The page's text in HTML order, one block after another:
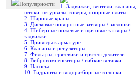
Популярности
1. Задвижки, вентили, клапаны,
штоки, штурвалы, коверы, опорные плиты...
2. Шаровые краны
3. Дисковые поворотные затворы / заслонки
4. Шиберные ножевые и щитовые затворы /
задвижки
5. Приводы к арматуре
6. Клапаны и регуляторы
7. Фильтры, грязевики и грязеотделители
8. Виброкомпенсаторы / гибкие вставки
9. Насосы
10. Гидранты и водоразборные колонки